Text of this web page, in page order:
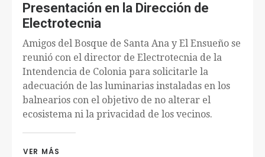
Presentación en la Dirección de
Electrotecnia
Amigos del Bosque de Santa Ana y El Ensueño se
reunió con el director de Electrotecnia de la
Intendencia de Colonia para solicitarle la
adecuación de las luminarias instaladas en los
balnearios con el objetivo de no alterar el
ecosistema ni la privacidad de los vecinos.
VER MÁS